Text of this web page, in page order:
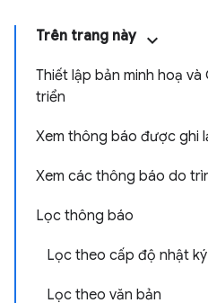
Trên trang này
Thiết lập bản minh hoạ
triển
Xem thông báo được ghi
Xem các thông báo do
Lọc thông báo
Lọc theo cấp độ nhật ký
Lọc theo văn bản